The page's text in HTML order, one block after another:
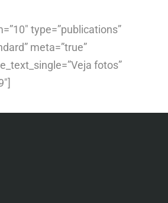
type=”publications”
meta=”true”
fotos”